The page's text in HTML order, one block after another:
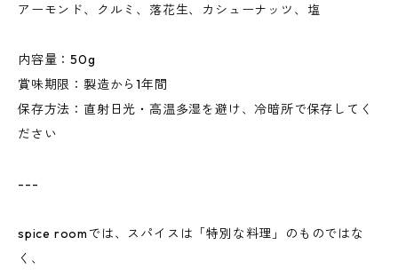
アーモンド、クルミ、落花生、カシューナッツ、塩
内容量：50g
賞味期限：製造から1年間
保存方法：直射日光・高温多湿を避け、冷暗所で保存してく
ださい
---
spice roomでは、スパイスは「特別な料理」のものではな
く、